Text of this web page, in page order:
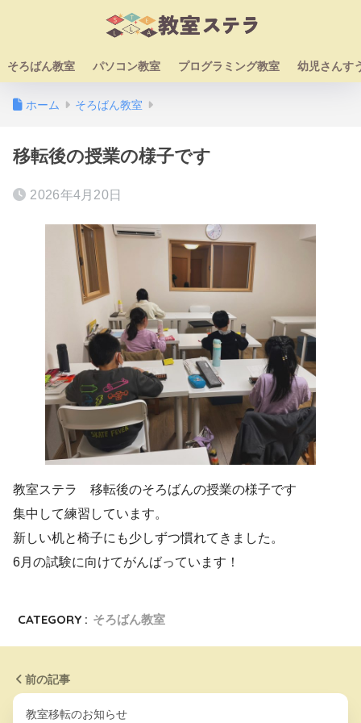
そろばん教室 パソコン教室 プログラミング教室 幼児さんす
ホーム そろばん教室
移転後の授業の様子です
2026年4月20日
教室ステラ 移転後のそろばんの授業の様子です
集中して練習しています。
新しい机と椅子にも少しずつ慣れてきました。
6月の試験に向けてがんばっています！
CATEGORY : そろばん教室
前の記事
教室移転のお知らせ